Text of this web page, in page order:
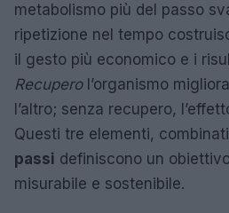
metabolismo più del passo
ripetizione nel tempo
il gesto più economico e i
Recuperol’organismo
l’altro; senza recupero,
Questi tre elementi,
passi definiscono un
misurabile e sostenibile.